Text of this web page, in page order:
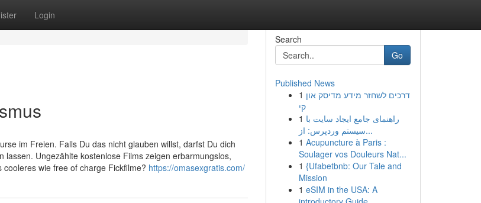
Login
im Freien. Falls Du das nicht glauben willst, darfst Du dich
Ungezählte kostenlose Films zeigen erbarmungslos,
wie free of charge Fickfilme? https://omasexgratis.com/
Search
Go
Published News
1 דרכים לשחזר מידע מדיסק און
קי
1 راهنمای جامع ایجاد سایت با
سیستم وردپرس: از...
1 Acupuncture à Paris :
Soulager vos Douleurs Nat...
1 {Ufabetbnb: Our Tale and
Mission
1 eSIM in the USA: A